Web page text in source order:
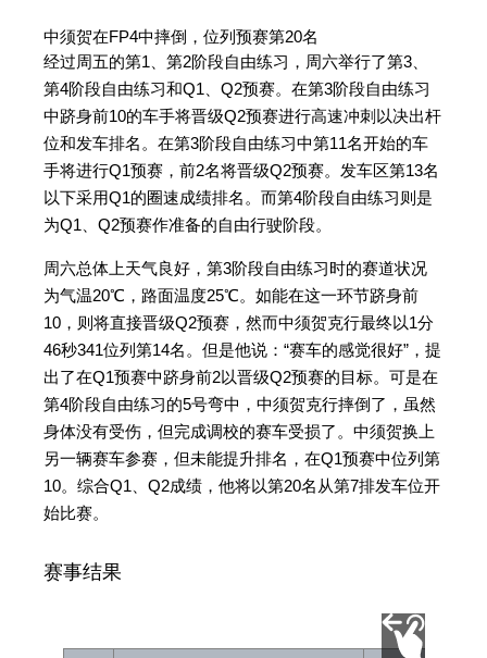
中须贺在FP4中摔倒，位列预赛第20名
经过周五的第1、第2阶段自由练习，周六举行了第3、
第4阶段自由练习和Q1、Q2预赛。在第3阶段自由练习
中跻身前10的车手将晋级Q2预赛进行高速冲刺以决出杆
位和发车排名。在第3阶段自由练习中第11名开始的车
手将进行Q1预赛，前2名将晋级Q2预赛。发车区第13名
以下采用Q1的圈速成绩排名。而第4阶段自由练习则是
为Q1、Q2预赛作准备的自由行驶阶段。
周六总体上天气良好，第3阶段自由练习时的赛道状况
为气温20℃，路面温度25℃。如能在这一环节跻身前
10，则将直接晋级Q2预赛，然而中须贺克行最终以1分
46秒341位列第14名。但是他说：“赛车的感觉很好”，提
出了在Q1预赛中跻身前2以晋级Q2预赛的目标。可是在
第4阶段自由练习的5号弯中，中须贺克行摔倒了，虽然
身体没有受伤，但完成调校的赛车受损了。中须贺换上
另一辆赛车参赛，但未能提升排名，在Q1预赛中位列第
10。综合Q1、Q2成绩，他将以第20名从第7排发车位开
始比赛。
赛事结果